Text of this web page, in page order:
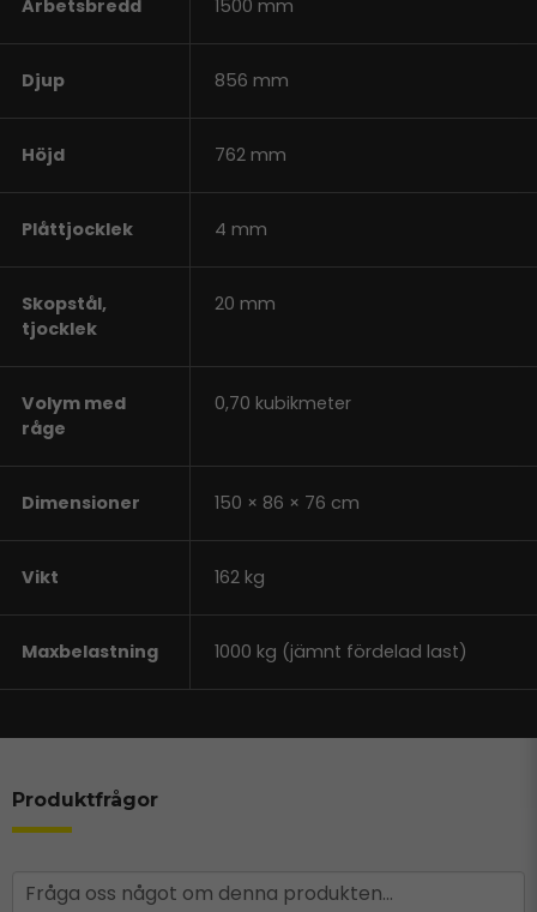
Arbetsbredd 1500 mm
Djup 856 mm
Höjd 762 mm
Plåttjocklek 4 mm
Skopstål,
tjocklek
20 mm
Volym med
råge
0,70 kubikmeter
Dimensioner 150 × 86 × 76 cm
Vikt 162 kg
Maxbelastning 1000 kg (jämnt fördelad last)
Produktfrågor
question
Fråga oss något om denna produkten...